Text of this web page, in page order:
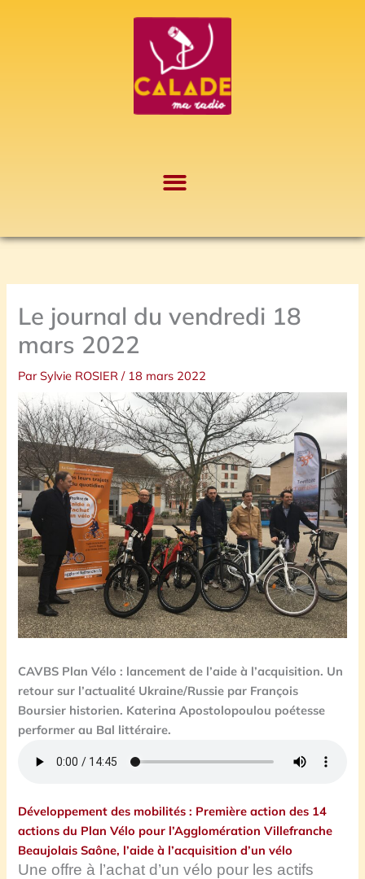
Le journal du vendredi 18
mars 2022
ParSylvie ROSIER/ 18 mars 2022
CAVBS Plan Vélo : lancement de l’aide à l’acquisition. Un
retour sur l’actualité Ukraine/Russie par François
Boursier historien. Katerina Apostolopoulou poétesse
performer au Bal littéraire.
Développement des mobilités : Première action des 14
actions du Plan Vélo pour l’Agglomération Villefranche
Beaujolais Saône, l’aide à l’acquisition d’un vélo
Une offre à l’achat d’un vélo pour les actifs